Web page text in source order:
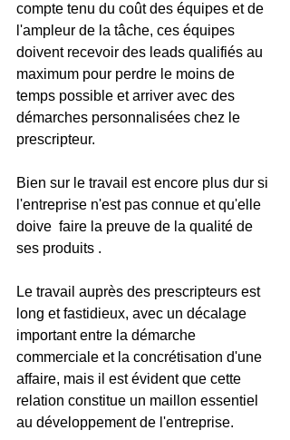
compte tenu du coût des équipes et de
l'ampleur de la tâche, ces équipes
doivent recevoir des leads qualifiés au
maximum pour perdre le moins de
temps possible et arriver avec des
démarches personnalisées chez le
prescripteur.
Bien sur le travail est encore plus dur si
l'entreprise n'est pas connue et qu'elle
doive  faire la preuve de la qualité de
ses produits .
Le travail auprès des prescripteurs est
long et fastidieux, avec un décalage
important entre la démarche
commerciale et la concrétisation d'une
affaire, mais il est évident que cette
relation constitue un maillon essentiel
au développement de l'entreprise.